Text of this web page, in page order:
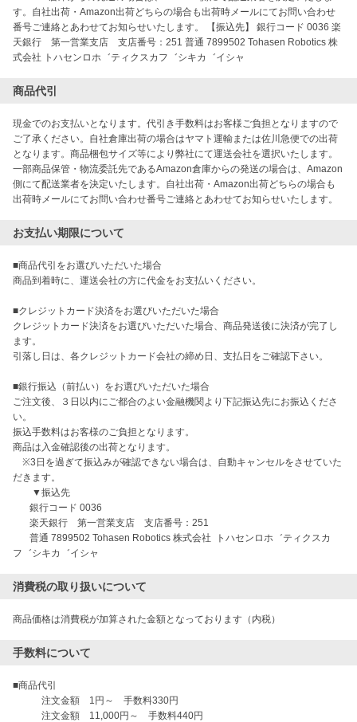
す。自社出荷・Amazon出荷どちらの場合も出荷時メールにてお問い合わせ
番号ご連絡とあわせてお知らせいたします。 【振込先】 銀行コード 0036 楽
天銀行 第一営業支店 支店番号：251 普通 7899502 Tohasen Robotics 株
式会社 トハセンロホ゛ティクスカフ゛シキカ゛イシャ
商品代引
現金でのお支払いとなります。代引き手数料はお客様ご負担となりますので
ご了承ください。自社倉庫出荷の場合はヤマト運輸または佐川急便での出荷
となります。商品梱包サイズ等により弊社にて運送会社を選択いたします。
一部商品保管・物流委託先であるAmazon倉庫からの発送の場合は、Amazon
側にて配送業者を決定いたします。自社出荷・Amazon出荷どちらの場合も
出荷時メールにてお問い合わせ番号ご連絡とあわせてお知らせいたします。
お支払い期限について
■商品代引をお選びいただいた場合
商品到着時に、運送会社の方に代金をお支払いください。
■クレジットカード決済をお選びいただいた場合
クレジットカード決済をお選びいただいた場合、商品発送後に決済が完了し
ます。
引落し日は、各クレジットカード会社の締め日、支払日をご確認下さい。
■銀行振込（前払い）をお選びいただいた場合
ご注文後、３日以内にご都合のよい金融機関より下記振込先にお振込くださ
い。
振込手数料はお客様のご負担となります。
商品は入金確認後の出荷となります。
※3日を過ぎて振込みが確認できない場合は、自動キャンセルをさせていた
だきます。
▼振込先
消費税の取り扱いについて
商品価格は消費税が加算された金額となっております（内税）
手数料について
■商品代引
注文金額　1円～　手数料330円
注文金額　11,000円～　手数料440円